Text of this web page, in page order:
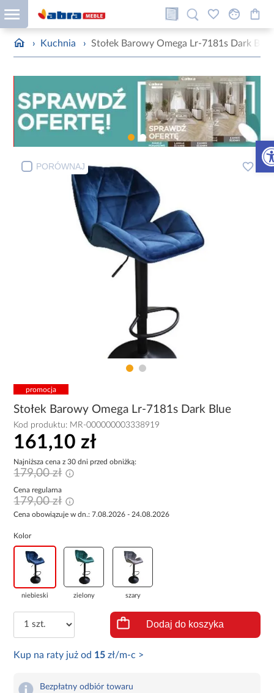
› Kuchnia › Stołek Barowy Omega Lr-7181s Dark Blue
PORÓWNAJ
promocja
Stołek Barowy Omega Lr-7181s Dark Blue
Kod produktu: MR-000000003338919
161,10 zł
Najniższa cena z 30 dni przed obniżką:
179,00 zł
Cena regularna
179,00 zł
Cena obowiązuje w dn.: 7.08.2026 - 24.08.2026
Kolor
niebieski zielony szary
Dodaj do koszyka
Kup na raty już od 15 zł/m-c >
Bezpłatny odbiór towaru